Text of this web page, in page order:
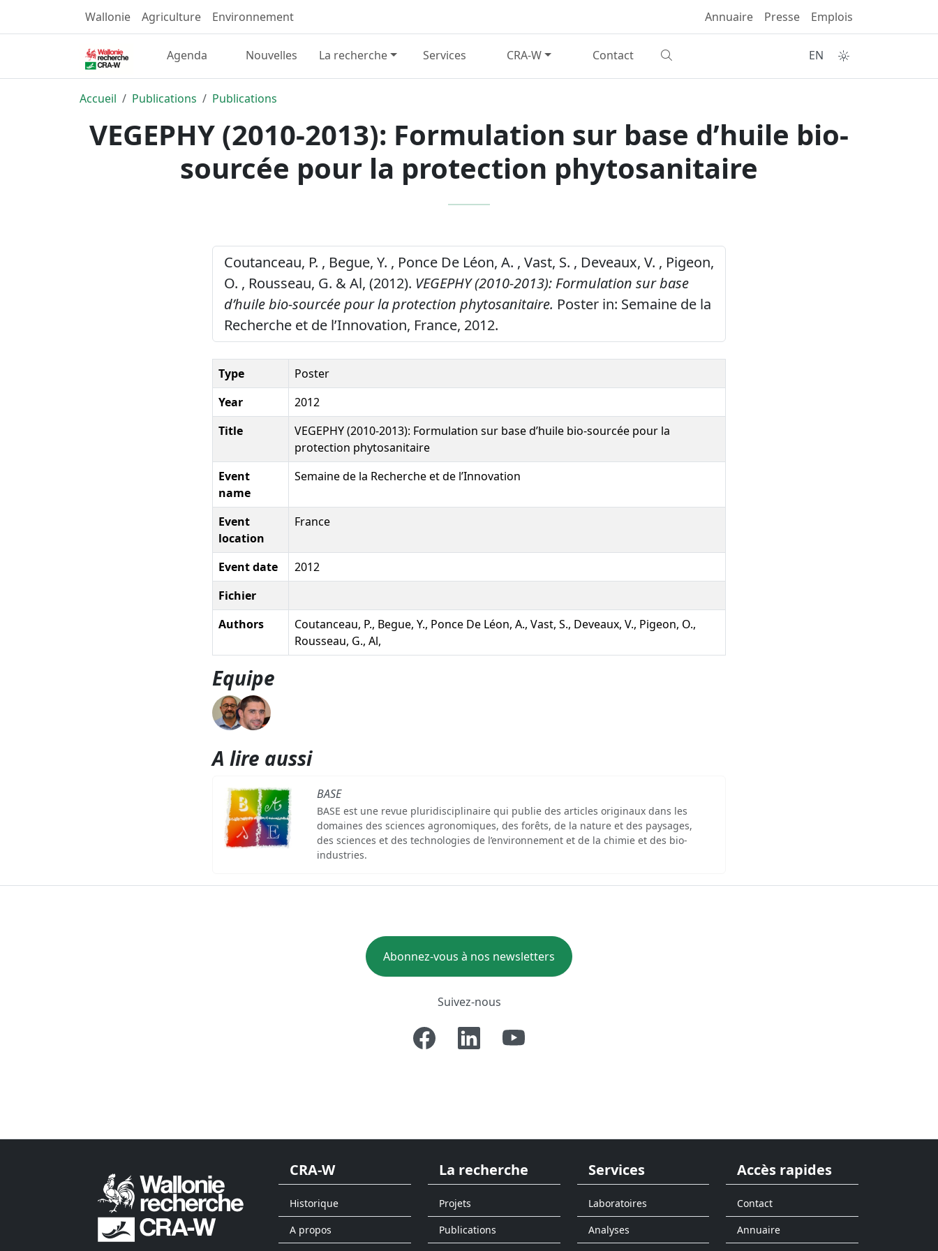
Wallonie Agriculture Environnement Annuaire Presse Emplois
Agenda Nouvelles La recherche Services CRA-W Contact EN
Accueil Publications Publications
VEGEPHY (2010-2013): Formulation sur base d’huile bio-
sourcée pour la protection phytosanitaire
Coutanceau, P. , Begue, Y. , Ponce De Léon, A. , Vast, S. , Deveaux, V. , Pigeon,
O. , Rousseau, G. & Al, (2012). VEGEPHY (2010-2013): Formulation sur base
d’huile bio-sourcée pour la protection phytosanitaire. Poster in: Semaine de la
Recherche et de l’Innovation, France, 2012.
Type
Poster
Year
2012
Title
VEGEPHY (2010-2013): Formulation sur base d’huile bio-sourcée pour la
protection phytosanitaire
Event
name
Semaine de la Recherche et de l’Innovation
Event
location
France
Event date
2012
Fichier
Authors
Coutanceau, P., Begue, Y., Ponce De Léon, A., Vast, S., Deveaux, V., Pigeon, O.,
Rousseau, G., Al,
Equipe
A lire aussi
BASE
BASE est une revue pluridisciplinaire qui publie des articles originaux dans les
domaines des sciences agronomiques, des forêts, de la nature et des paysages,
des sciences et des technologies de l’environnement et de la chimie et des bio-
industries.
Abonnez-vous à nos newsletters
Suivez-nous
CRA-W
Historique
A propos
La recherche
Projets
Publications
Services
Laboratoires
Analyses
Accès rapides
Contact
Annuaire